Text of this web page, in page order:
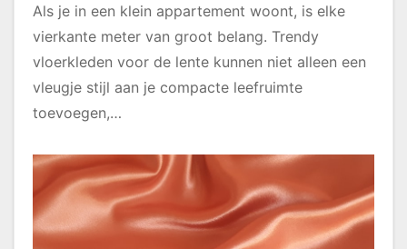
Als je in een klein appartement woont, is elke
vierkante meter van groot belang. Trendy
vloerkleden voor de lente kunnen niet alleen een
vleugje stijl aan je compacte leefruimte
toevoegen,…